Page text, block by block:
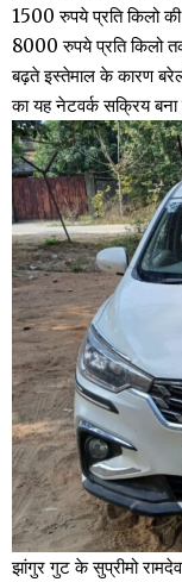
1500 रुपये प्रति किलो
8000 रुपये प्रति किलो
बढ़ते इस्तेमाल के कारण
का यह नेटवर्क सक्रिय
झांगुर गुट के सुप्रीमो